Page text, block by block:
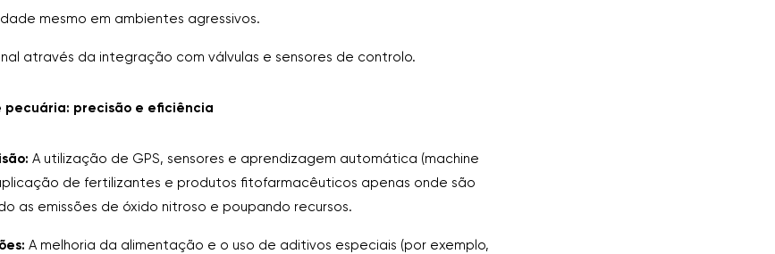
mesmo em ambientes agressivos.
através da integração com válvulas e sensores de controlo.
pecuária: precisão e eficiência
A utilização de GPS, sensores e aprendizagem automática (machine
de fertilizantes e produtos fitofarmacêuticos apenas onde são
as emissões de óxido nitroso e poupando recursos.
A melhoria da alimentação e o uso de aditivos especiais (por exemplo,